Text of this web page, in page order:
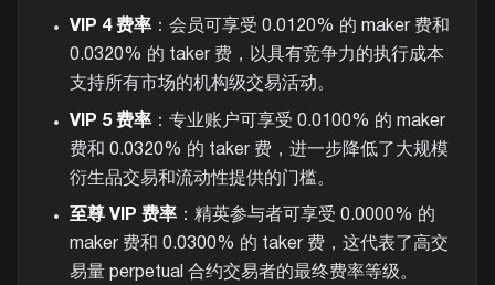
VIP 4 费率：会员可享受 0.0120% 的 maker 费和
0.0320% 的 taker 费，以具有竞争力的执行成本
支持所有市场的机构级交易活动。
VIP 5 费率：专业账户可享受 0.0100% 的 maker
费和 0.0320% 的 taker 费，进一步降低了大规模
衍生品交易和流动性提供的门槛。
至尊 VIP 费率：精英参与者可享受 0.0000% 的
maker 费和 0.0300% 的 taker 费，这代表了高交
易量 perpetual 合约交易者的最终费率等级。